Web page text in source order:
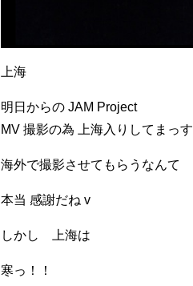
上海
明日からの JAM Project
MV 撮影の為 上海入りしてまっす
海外で撮影させてもらうなんて
本当 感謝だね v
しかし 上海は
寒っ！！